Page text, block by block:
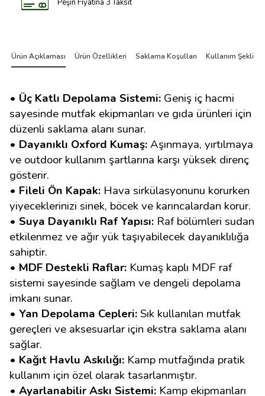
Ürün Açıklaması Ürün Özellikleri Saklama Koşulları Kullanım Şekli
• Üç Katlı Depolama Sistemi: Geniş iç hacmi
sayesinde mutfak ekipmanları ve gıda ürünleri için
düzenli saklama alanı sunar.
• Dayanıklı Oxford Kumaş:Aşınmaya, yırtılmaya
ve outdoor kullanım şartlarına karşı yüksek direnç
gösterir.
• Fileli Ön Kapak: Hava sirkülasyonunu korurken
yiyeceklerinizi sinek, böcek ve karıncalardan korur.
• Suya Dayanıklı Raf Yapısı: Raf bölümleri sudan
etkilenmez ve ağır yük taşıyabilecek dayanıklılığa
sahiptir.
• MDF Destekli Raflar: Kumaş kaplı MDF raf
sistemi sayesinde sağlam ve dengeli depolama
imkanı sunar.
• Yan Depolama Cepleri:Sık kullanılan mutfak
gereçleri ve aksesuarlar için ekstra saklama alanı
sağlar.
• Kağıt Havlu Askılığı: Kamp mutfağında pratik
kullanım için özel olarak tasarlanmıştır.
• Ayarlanabilir Askı Sistemi: Kamp ekipmanları